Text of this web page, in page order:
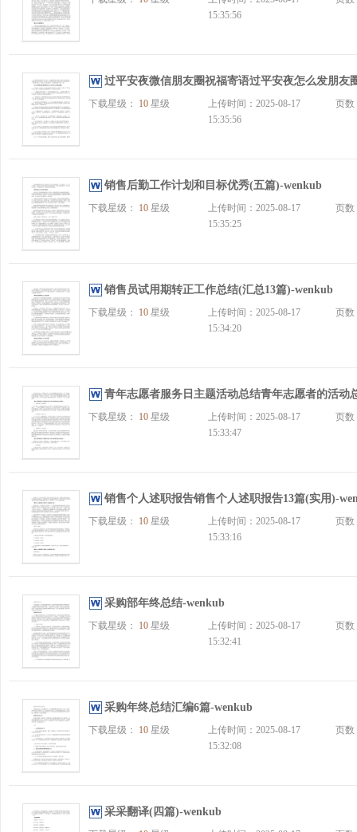
15:35:56
过平安夜微信朋友圈祝福寄语过平安夜怎么发朋友
下载星级： 10 星级
上传时间：2025-08-17
15:35:56
页
销售后勤工作计划和目标优秀(五篇)-wenkub
下载星级： 10 星级
上传时间：2025-08-17
15:35:25
页
销售员试用期转正工作总结(汇总13篇)-wenkub
下载星级： 10 星级
上传时间：2025-08-17
15:34:20
页
青年志愿者服务日主题活动总结青年志愿者的活动
下载星级： 10 星级
上传时间：2025-08-17
15:33:47
页
销售个人述职报告销售个人述职报告13篇(实用)-
下载星级： 10 星级
上传时间：2025-08-17
15:33:16
页
采购部年终总结-wenkub
下载星级： 10 星级
上传时间：2025-08-17
15:32:41
页
采购年终总结汇编6篇-wenkub
下载星级： 10 星级
上传时间：2025-08-17
15:32:08
页
采采翻译(四篇)-wenkub